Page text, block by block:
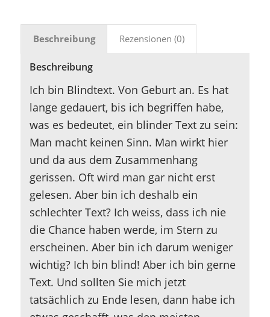
Beschreibung Rezensionen (0)
Beschreibung
Ich bin Blindtext. Von Geburt an. Es hat
lange gedauert, bis ich begriffen habe,
was es bedeutet, ein blinder Text zu sein:
Man macht keinen Sinn. Man wirkt hier
und da aus dem Zusammenhang
gerissen. Oft wird man gar nicht erst
gelesen. Aber bin ich deshalb ein
schlechter Text? Ich weiss, dass ich nie
die Chance haben werde, im Stern zu
erscheinen. Aber bin ich darum weniger
wichtig? Ich bin blind! Aber ich bin gerne
Text. Und sollten Sie mich jetzt
tatsächlich zu Ende lesen, dann habe ich